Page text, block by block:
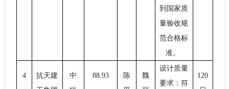
到国家质
量验收规
范合格标
准。
4
抗天建
中
88.93
陈
魏
设计质量
要求：符
120